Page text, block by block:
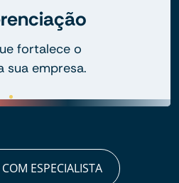
fortalece o
sua empresa.
ESPECIALISTA